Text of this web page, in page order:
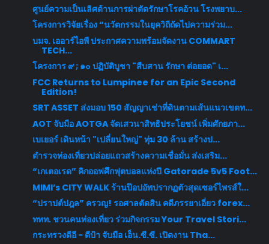
ศูนย์ความเป็นเลิศด้านการผ่าตัดรักษาโรคอ้วน โรงพยาบ...
โครงการวิจัยเรื่อง “นวัตกรรมในยุควิถีถัดไปความร่วม...
บมจ. เออาร์ไอพี ประกาศความพร้อมจัดงาน COMMART
TECH...
โครงการ ๙ ; ๑๐ ปฏิบัติบูชา "สืบสาน รักษา ต่อยอด" เ...
FCC Returns to Lumpinee for an Epic Second
Edition!
SRT ASSET ส่งมอบ 150 สัญญาเช่าที่ดินตามเส้นแนวเขตท...
AOT จับมือ AOTGA จัดเสวนาสิทธิประโยชน์ เพิ่มศักยภา...
เบเยอร์ เดินหน้า "เปลี่ยนใหญ่" ทุ่ม 30 ล้าน สร้างป...
ตำรวจท่องเที่ยวปล่อยแถวสร้างความเชื่อมั่น ส่งเสริม...
“เกเตอเรด” คิกออฟศึกฟุตบอลแห่งปี Gatorade 5v5 Foot...
MIMI’s CITY WALK ร้านป๊อปอัพปรากฏตัวสุดเซอร์ไพรส์ใ...
“ปราปต์ปฎล” ครวญ! รอศาลตัดสิน คดีภรรยาเอี่ยว forex...
ททท. ชวนคนท่องเที่ยว ร่วมกิจกรรม Your Travel Stori...
กระทรวงดีอี - ดีป้า จับมือ เอ็น.ซี.ซี. เปิดงาน Tha...